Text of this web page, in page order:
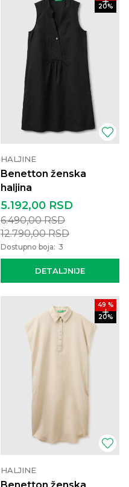
20%
HALJINE
Benetton ženska
haljina
DETALJNIJE
5.192,00 RSD
6.490,00RSD
12.790,00RSD
Dostupno boja: 3
49 %
20%
HALJINE